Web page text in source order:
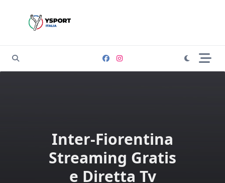
Inter-Fiorentina
Streaming Gratis
e Diretta Tv